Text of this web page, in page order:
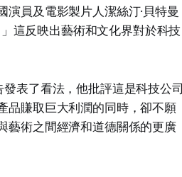
員及電影製片人潔絲汀·貝特曼
這反映出藝術和文化界對於科技
表了看法，他批評這是科技公司
品賺取巨大利潤的同時，卻不願
藝術之間經濟和道德關係的更廣